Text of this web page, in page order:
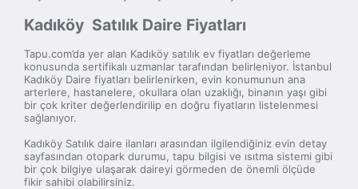
Kadıköy Satılık Daire Fiyatları
Tapu.com’da yer alan Kadıköy satılık ev fiyatları değerleme
konusunda sertifikalı uzmanlar tarafından belirleniyor. İstanbul
Kadıköy Daire fiyatları belirlenirken, evin konumunun ana
arterlere, hastanelere, okullara olan uzaklığı, binanın yaşı gibi
bir çok kriter değerlendirilip en doğru fiyatların listelenmesi
sağlanıyor.
Kadıköy Satılık daire ilanları arasından ilgilendiğiniz evin detay
sayfasından otopark durumu, tapu bilgisi ve ısıtma sistemi gibi
bir çok bilgiye ulaşarak daireyi görmeden de önemli ölçüde
fikir sahibi olabilirsiniz.